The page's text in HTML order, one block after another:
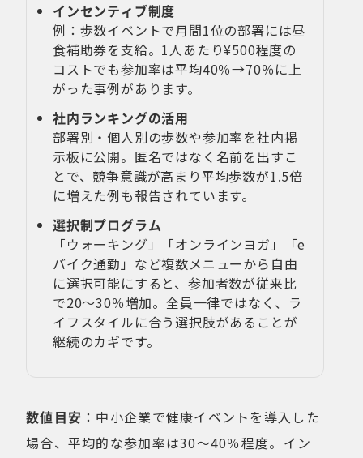
インセンティブ制度
例：歩数イベントで月間1位の部署には昼
食補助券を支給。1人あたり¥500程度の
コストでも参加率は平均40％→70％に上
がった事例があります。
社内ランキングの活用
部署別・個人別の歩数や参加率を社内掲
示板に公開。匿名ではなく名前を出すこ
とで、競争意識が高まり平均歩数が1.5倍
に増えた例も報告されています。
選択制プログラム
「ウォーキング」「オンラインヨガ」「e
バイク通勤」など複数メニューから自由
に選択可能にすると、参加者数が従来比
で20〜30％増加。全員一律ではなく、ラ
イフスタイルに合う選択肢があることが
継続のカギです。
数値目安 ：中小企業で健康イベントを導入した
場合、平均的な参加率は30〜40％程度。イン